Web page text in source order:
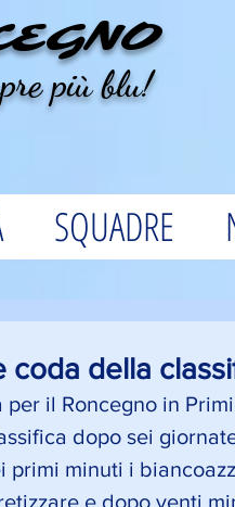
più blu!
SQUADRE
coda della
per il Roncegno in
dopo sei
primi minuti i
e dopo venti